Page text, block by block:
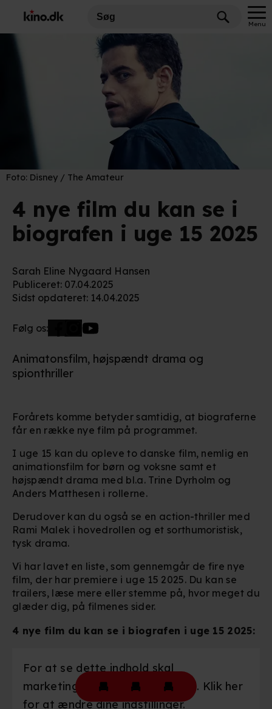
Menu
Foto: Disney / The Amateur
4 nye film du kan se i
biografen i uge 15 2025
Sarah Eline Nygaard Hansen
Publiceret: 07.04.2025
Sidst opdateret: 14.04.2025
Følg os:
Animatonsfilm, højspændt drama og
spionthriller
Forårets komme betyder samtidig, at biograferne
får en række nye film på programmet.
I uge 15 kan du opleve to danske film, nemlig en
animationsfilm for børn og voksne samt et
højspændt drama med bl.a. Trine Dyrholm og
Anders Matthesen i rollerne.
Derudover kan du også se en action-thriller med
Rami Malek i hovedrollen og et sorthumoristisk,
tysk drama.
Vi har lavet en liste, som gennemgår de fire nye
film, der har premiere i uge 15 2025. Du kan se
trailers, læse mere eller stemme på, hvor meget du
glæder dig, på filmenes sider.
4 nye film du kan se i biografen i uge 15 2025:
For at se dette indhold skal
marketingcookies være slået til. Klik her
for at ændre dine indstillinger.